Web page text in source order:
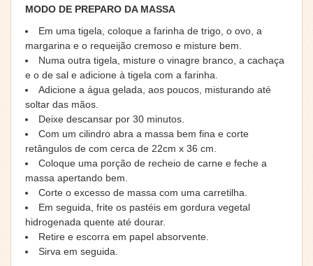
MODO DE PREPARO DA MASSA
Em uma tigela, coloque a farinha de trigo, o ovo, a
margarina e o requeijão cremoso e misture bem.
Numa outra tigela, misture o vinagre branco, a cachaça
e o de sal e adicione à tigela com a farinha.
Adicione a água gelada, aos poucos, misturando até
soltar das mãos.
Deixe descansar por 30 minutos.
Com um cilindro abra a massa bem fina e corte
retângulos de com cerca de 22cm x 36 cm.
Coloque uma porção de recheio de carne e feche a
massa apertando bem.
Corte o excesso de massa com uma carretilha.
Em seguida, frite os pastéis em gordura vegetal
hidrogenada quente até dourar.
Retire e escorra em papel absorvente.
Sirva em seguida.